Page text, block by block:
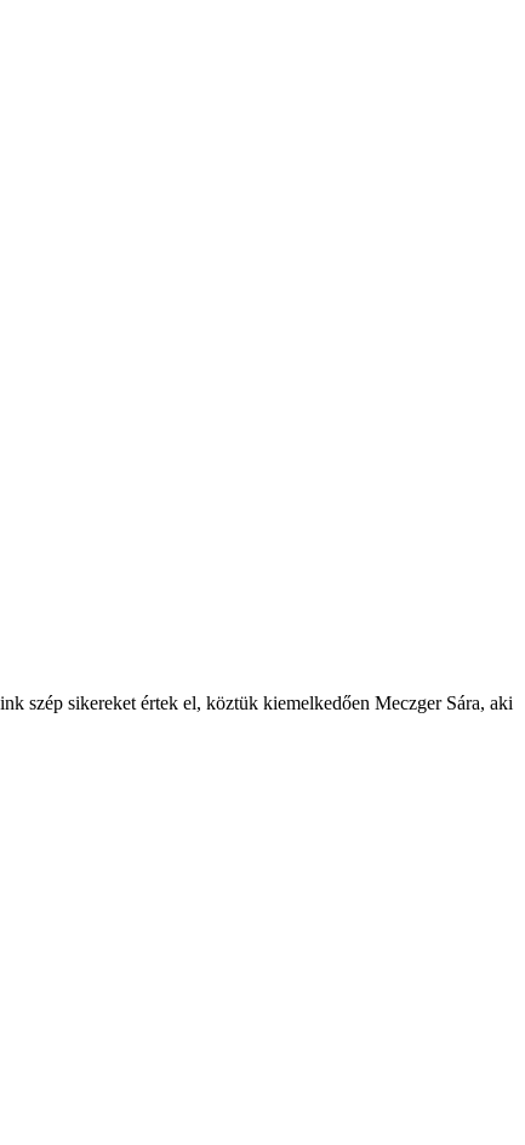
szép sikereket értek el, köztük kiemelkedően Meczger Sára, aki